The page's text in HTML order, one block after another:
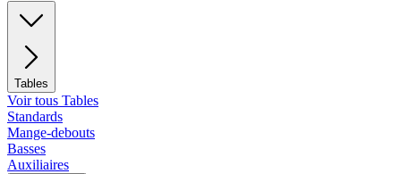
Tables
Voir tous Tables
Standards
Mange-debouts
Basses
Auxiliaires